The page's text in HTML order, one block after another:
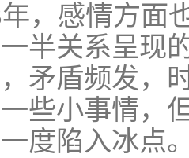
，感情方面
半关系呈现
矛盾频发，
些小事情，
度陷入冰点